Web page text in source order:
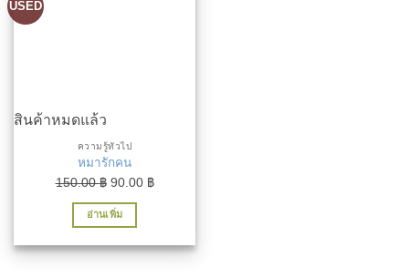
USED
สินค้าหมดแล้ว
ความรู้ทั่วไป
หมารักคน
150.00฿ Original
price
was:
90.00 ฿Current
อ่านเพิ่ม